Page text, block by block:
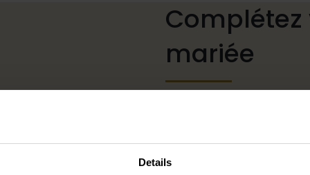
Details
Complétez
mariée
Des chaussures de
mais aussi des colliers,
à votre robe de mariée
à cheveux pour votre